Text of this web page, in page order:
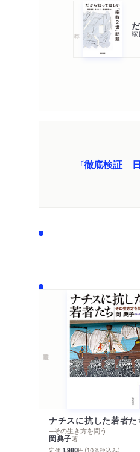
『徹底検証
ナチスに抗した若者た
─その生き方を問う
岡典子著
定価:1,980円 （10％税込み）